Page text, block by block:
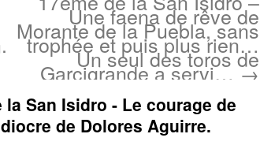
Une faena de rêve de
Morante de la Puebla, sans
trophée et puis plus rien…
Un seul des toros de
Garcigrande a servi…→
la San Isidro - Le courage de
de Dolores Aguirre.